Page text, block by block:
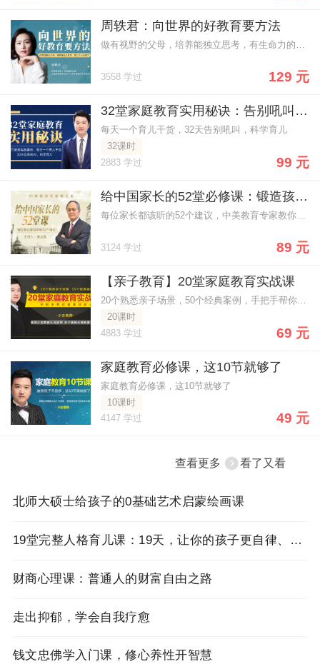
周轶君：向世界的好教育要方法
3558 学过 129 元
32堂家庭教育实用秘诀：告别吼叫-科学育儿
每天一个育儿干货，32天告别吼叫，科学育儿
32课时
2883 学过
99 元
给中国家长的52堂必修课：锻造孩子通往名校的能力和素质
每位家长都该听的52个建议，中美教育专家教你培养全能型孩子
3124 学过 89 元
【亲子教育】20堂家庭教育实战课
20个熟悉亲子场景，50个经典案例，手把手帮你教育好孩子
20课时
4883 学过
69 元
家庭教育必修课，这10节就够了
家庭教育必修课，这10节就够了
10课时
4147 学过
49 元
看了又看
查看更多
北师大硕士给孩子的0基础艺术启蒙绘画课
19堂完整人格育儿课：19天，让你的孩子更自律、懂感恩、高情商、能独立
财商心理课：普通人的财富自由之路
走出抑郁，学会自我疗愈
钱文忠佛学入门课，修心养性开智慧